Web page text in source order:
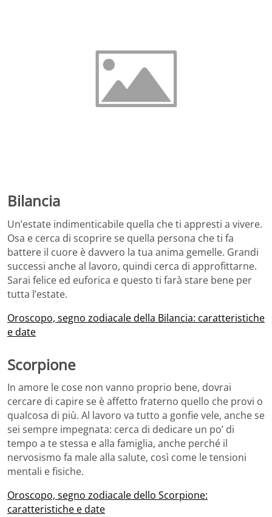
Bilancia
Un’estate indimenticabile quella che ti appresti a vivere.
Osa e cerca di scoprire se quella persona che ti fa
battere il cuore è davvero la tua anima gemelle. Grandi
successi anche al lavoro, quindi cerca di approfittarne.
Sarai felice ed euforica e questo ti farà stare bene per
tutta l’estate.
Oroscopo, segno zodiacale della Bilancia: caratteristiche
e date
Scorpione
In amore le cose non vanno proprio bene, dovrai
cercare di capire se è affetto fraterno quello che provi o
qualcosa di più. Al lavoro va tutto a gonfie vele, anche se
sei sempre impegnata: cerca di dedicare un po’ di
tempo a te stessa e alla famiglia, anche perché il
nervosismo fa male alla salute, così come le tensioni
mentali e fisiche.
Oroscopo, segno zodiacale dello Scorpione:
caratteristiche e date